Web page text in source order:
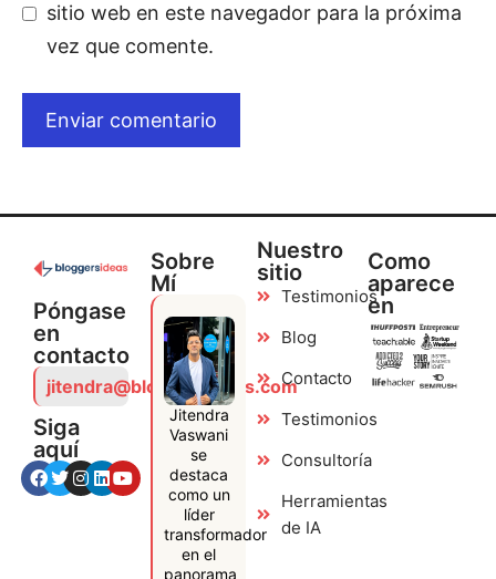
sitio web en este navegador para la próxima
vez que comente.
Póngase
en
contacto
jitendra@bloggersideas.com
Siga
aquí
Sobre
Mí
Jitendra
Vaswani
se
destaca
como un
líder
transformador
en el
panorama
Nuestro
sitio
Testimonios
Blog
Contacto
Testimonios
Consultoría
Herramientas
de IA
Como
aparece
en